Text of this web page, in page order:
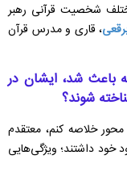
مختلف شخصیت قرآنی رهبر
، قاری و مدرس قرآن
باعث شد، ایشان در
شوند؟
خلاصه کنم، معتقدم
خود داشتند؛ ویژگی‌هایی